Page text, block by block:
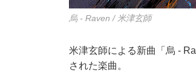
烏 - Raven / 米津玄師
米津玄師による新曲「烏 -
された楽曲。